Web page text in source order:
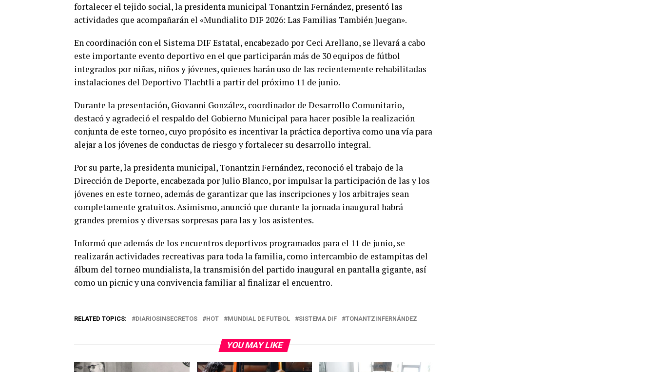
fortalecer el tejido social, la presidenta municipal Tonantzin Fernández, presentó las
actividades que acompañarán el «Mundialito DIF 2026: Las Familias También Juegan».
En coordinación con el Sistema DIF Estatal, encabezado por Ceci Arellano, se llevará a cabo
este importante evento deportivo en el que participarán más de 30 equipos de fútbol
integrados por niñas, niños y jóvenes, quienes harán uso de las recientemente rehabilitadas
instalaciones del Deportivo Tlachtli a partir del próximo 11 de junio.
Durante la presentación, Giovanni González, coordinador de Desarrollo Comunitario,
destacó y agradeció el respaldo del Gobierno Municipal para hacer posible la realización
conjunta de este torneo, cuyo propósito es incentivar la práctica deportiva como una vía para
alejar a los jóvenes de conductas de riesgo y fortalecer su desarrollo integral.
Por su parte, la presidenta municipal, Tonantzin Fernández, reconoció el trabajo de la
Dirección de Deporte, encabezada por Julio Blanco, por impulsar la participación de las y los
jóvenes en este torneo, además de garantizar que las inscripciones y los arbitrajes sean
completamente gratuitos. Asimismo, anunció que durante la jornada inaugural habrá
grandes premios y diversas sorpresas para las y los asistentes.
Informó que además de los encuentros deportivos programados para el 11 de junio, se
realizarán actividades recreativas para toda la familia, como intercambio de estampitas del
álbum del torneo mundialista, la transmisión del partido inaugural en pantalla gigante, así
como un picnic y una convivencia familiar al finalizar el encuentro.
RELATED TOPICS: DIARIOSINSECRETOS HOT MUNDIAL DE FUTBOL SISTEMA DIF TONANTZINFERNÁNDEZ
YOU MAY LIKE